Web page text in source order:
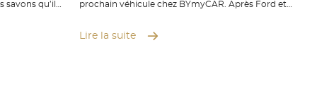
qu’ils
Où
prochain véhicule chez BYmyCAR. Après Ford et
s’installent à Meyrin pour vous offrir encore plus de
Lire la suite